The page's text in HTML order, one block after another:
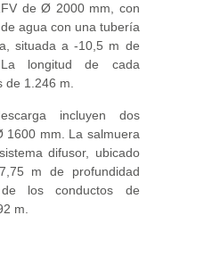
de Ø 2000 mm, con
agua con una tubería
situada a -10,5 m de
longitud de cada
1.246 m.
incluyen dos
mm. La salmuera
difusor, ubicado
m de profundidad
los conductos de
m.